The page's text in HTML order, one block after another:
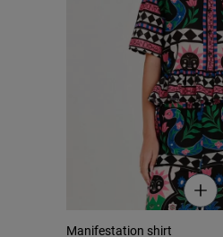
Manifestation shirt